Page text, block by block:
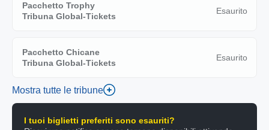
Pacchetto Trophy
Tribuna Global-Tickets
Esaurito
Pacchetto Chicane
Tribuna Global-Tickets
Esaurito
Mostra tutte le tribune
I tuoi biglietti preferiti sono esauriti?